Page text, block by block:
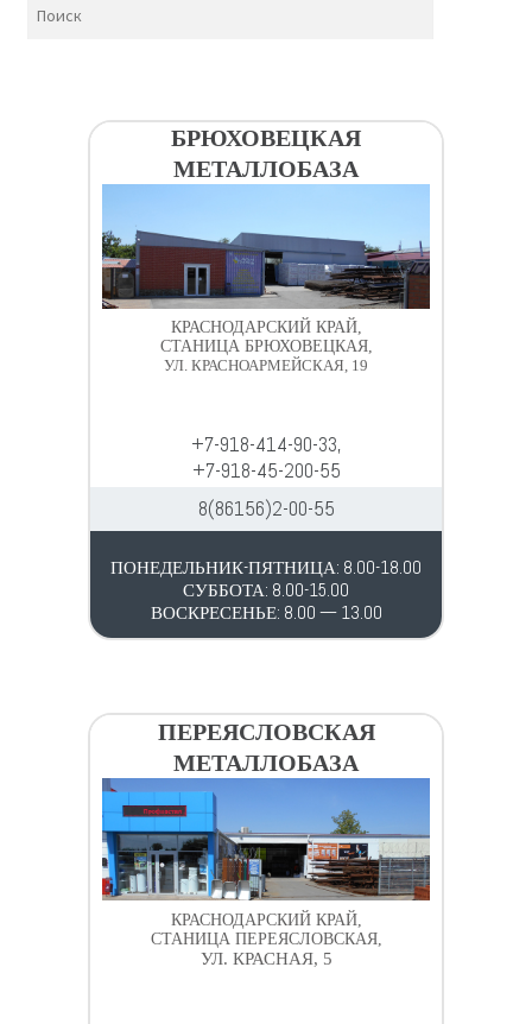
БРЮХОВЕЦКАЯ
МЕТАЛЛОБАЗА
КРАСНОДАРСКИЙ КРАЙ,
СТАНИЦА БРЮХОВЕЦКАЯ,
УЛ. КРАСНОАРМЕЙСКАЯ, 19
+7-918-414-90-33,
+7-918-45-200-55
8(86156)2-00-55
ПОНЕДЕЛЬНИК-ПЯТНИЦА: 8.00-18.00
СУББОТА: 8.00-15.00
ВОСКРЕСЕНЬЕ: 8.00 — 13.00
ПЕРЕЯСЛОВСКАЯ
МЕТАЛЛОБАЗА
КРАСНОДАРСКИЙ КРАЙ,
СТАНИЦА ПЕРЕЯСЛОВСКАЯ,
УЛ. КРАСНАЯ, 5